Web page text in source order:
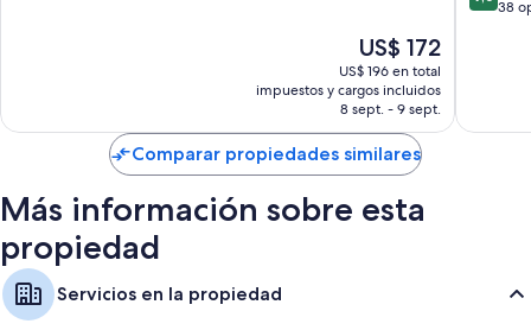
Televisiones de pantalla plana con canales de televisión por cable
El
precio
actual
es
de
US$ 172
US$ 172
US$ 196 en total
impuestos y cargos incluidos
8 sept. - 9 sept.
summer
de 38
Comparar propiedades similares
Más información sobre esta
propiedad
Servicios en la propiedad